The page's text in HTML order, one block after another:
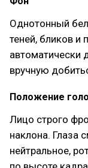
Однотонный
теней, бликов и
автоматически
вручную
Положение
Лицо строго
наклона. Глаза
нейтральное,